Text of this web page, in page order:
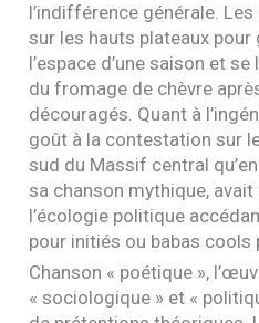
l’indifférence générale.
sur les hauts plateaux
l’espace d’une saison et
du fromage de chèvre
découragés. Quant à
goût à la contestation sur
sud du Massif central
sa chanson mythique,
l’écologie politique
pour initiés ou babas
Chanson « poétique »,
« sociologique » et «